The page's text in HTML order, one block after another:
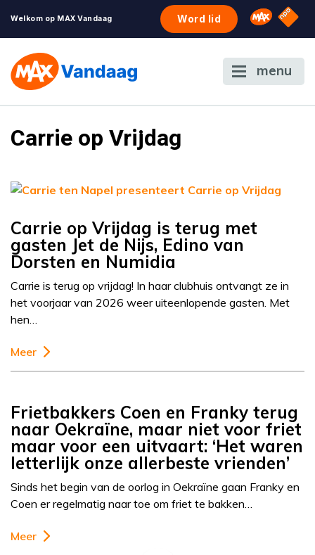
Welkom op MAX Vandaag Word lid Omroep
NPO
menu
Carrie op Vrijdag
Carrie op Vrijdag is terug met
gasten Jet de Nijs, Edino van
Dorsten en Numidia
Carrie is terug op vrijdag! In haar clubhuis ontvangt ze in
het voorjaar van 2026 weer uiteenlopende gasten. Met
hen…
Meer
Frietbakkers Coen en Franky terug
naar Oekraïne, maar niet voor friet
maar voor een uitvaart: ‘Het waren
letterlijk onze allerbeste vrienden’
Sinds het begin van de oorlog in Oekraïne gaan Franky en
Coen er regelmatig naar toe om friet te bakken…
Meer